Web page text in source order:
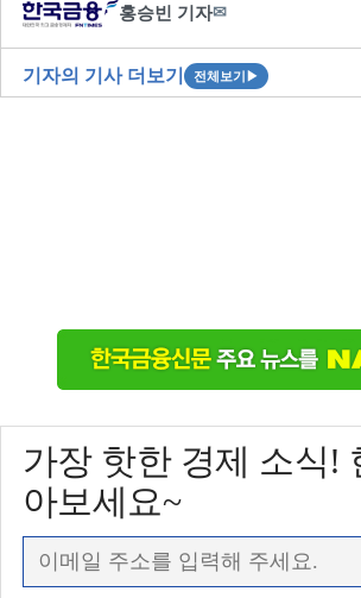
홍승빈 기자✉
기자의 기사 더보기 전체보기 ▶
가장 핫한 경제 소식!
아보세요~